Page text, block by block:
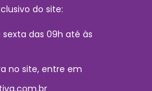
do site:
sexta das 09h até às
no site, entre em